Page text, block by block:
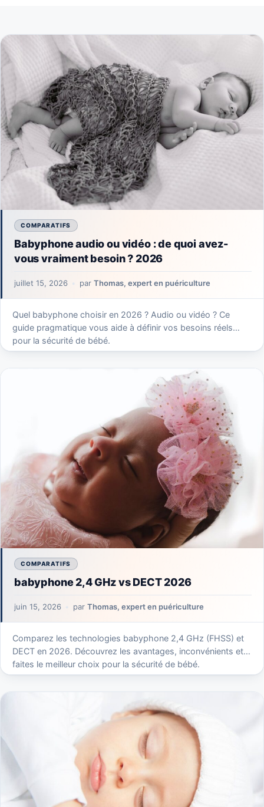
Babyphone audio ou vidéo : de quoi avez-
vous vraiment besoin ? 2026
COMPARATIFS
juillet 15, 2026 par Thomas, expert en puériculture
Quel babyphone choisir en 2026 ? Audio ou vidéo ? Ce
guide pragmatique vous aide à définir vos besoins réels
pour la sécurité de bébé.
babyphone 2,4 GHz vs DECT 2026
COMPARATIFS
juin 15, 2026 par Thomas, expert en puériculture
Comparez les technologies babyphone 2,4 GHz (FHSS) et
DECT en 2026. Découvrez les avantages, inconvénients et
faites le meilleur choix pour la sécurité de bébé.